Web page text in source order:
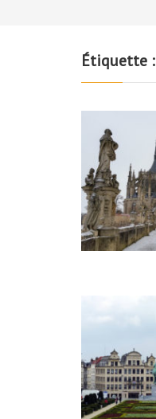
Étiquette :